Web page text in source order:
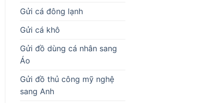
Gửi cá đông lạnh
Gửi cá khô
Gửi đồ dùng cá nhân sang
Áo
Gửi đồ thủ công mỹ nghệ
sang Anh